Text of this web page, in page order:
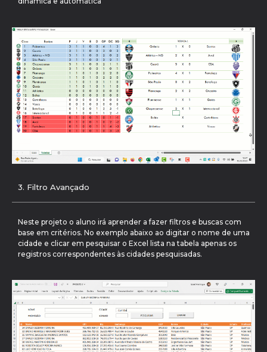
3. Filtro Avançado
Neste projeto o aluno irá aprender a fazer filtros e buscas com
base em critérios. No exemplo abaixo ao digitar o nome de uma
cidade e clicar em pesquisar o Excel lista na tabela apenas os
registros correspondentes às cidades pesquisadas.